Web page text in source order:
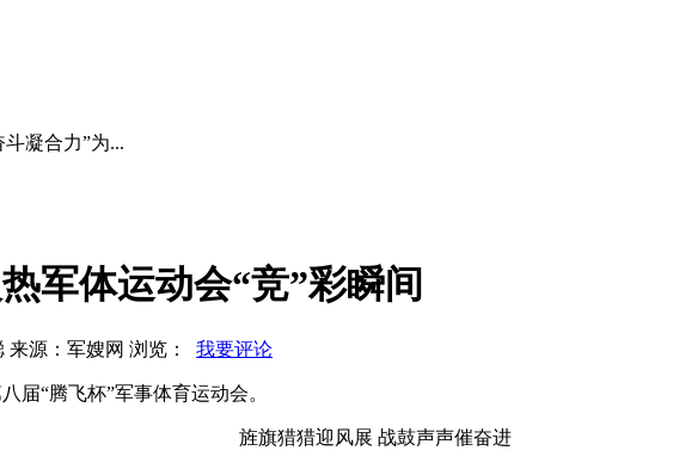
凝合力”为...
军体运动会“竞”彩瞬间
来源：军嫂网 浏览： 我要评论
届“腾飞杯”军事体育运动会。
旌旗猎猎迎风展 战鼓声声催奋进